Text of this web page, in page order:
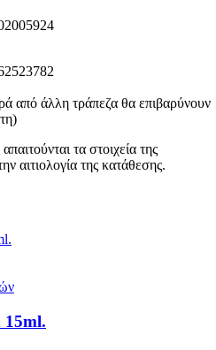
από άλλη τράπεζα θα επιβαρύνουν
τα στοιχεία της
αιτιολογία της κατάθεσης.